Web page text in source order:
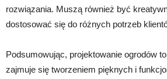
rozwiązania. Muszą również być
dostosować się do różnych potrzeb
Podsumowując, projektowanie ogrodów
zajmuje się tworzeniem pięknych i